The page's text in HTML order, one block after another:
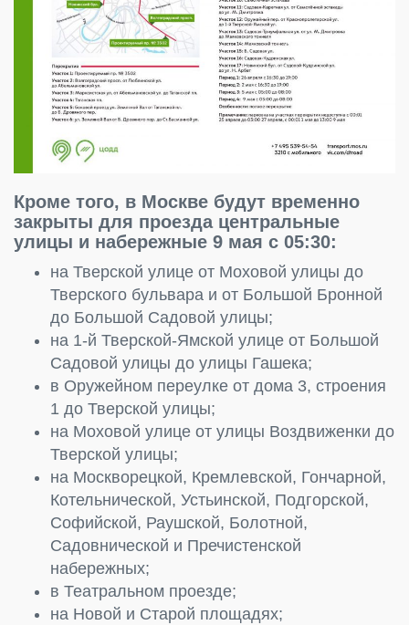
Кроме того, в Москве будут временно
закрыты для проезда центральные
улицы и набережные 9 мая с 05:30:
на Тверской улице от Моховой улицы до
Тверского бульвара и от Большой Бронной
до Большой Садовой улицы;
на 1-й Тверской-Ямской улице от Большой
Садовой улицы до улицы Гашека;
в Оружейном переулке от дома 3, строения
1 до Тверской улицы;
на Моховой улице от улицы Воздвиженки до
Тверской улицы;
на Москворецкой, Кремлевской, Гончарной,
Котельнической, Устьинской, Подгорской,
Софийской, Раушской, Болотной,
Садовнической и Пречистенской
набережных;
в Театральном проезде;
на Новой и Старой площадях;